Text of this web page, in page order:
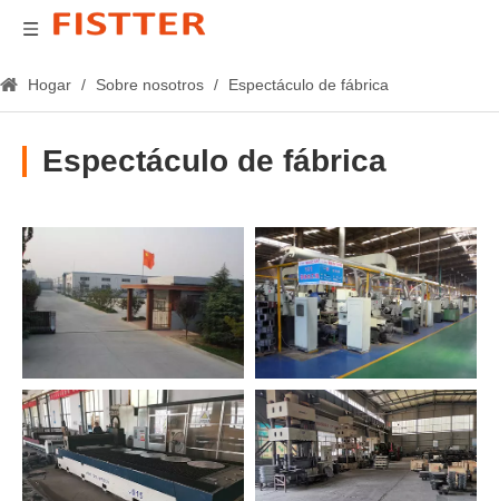
Hogar / Sobre nosotros / Espectáculo de fábrica
Espectáculo de fábrica